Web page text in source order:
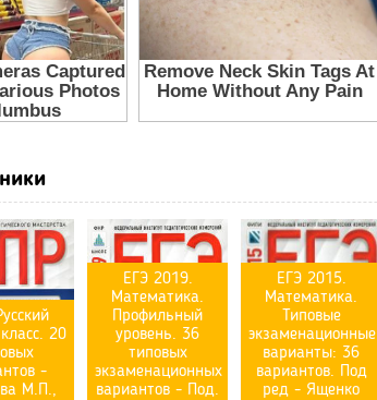
20
-
М.П.,
ЕГЭ 2019.
Математика.
Профильный
уровень. 36
типовых
экзаменационных
вариантов - Под.
ЕГЭ 2015.
Математика.
Типовые
экзаменационные
варианты: 36
вариантов. Под
ред - Ященко